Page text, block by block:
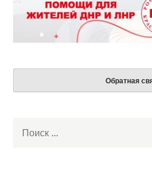
Обратная
Search